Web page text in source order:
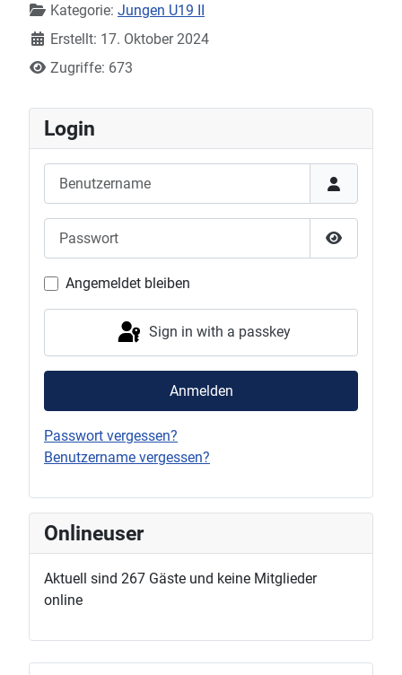
Kategorie: Jungen U19 II
Erstellt: 17. Oktober 2024
Zugriffe: 673
Login
Show
Angemeldet bleiben
Sign in with a passkey
Anmelden
Passwort vergessen?
Benutzername vergessen?
Onlineuser
Aktuell sind 267 Gäste und keine Mitglieder
online